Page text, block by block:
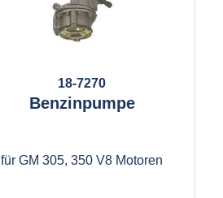
18-7270
Benzinpumpe
für GM 305, 350 V8 Motoren